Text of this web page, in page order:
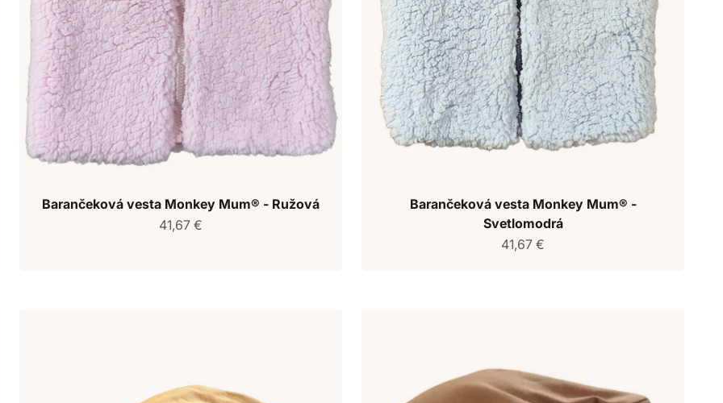
Barančeková vesta Monkey Mum® - Ružová
Predajná cena
41,67 €
Barančeková vesta Monkey Mum® -
Svetlomodrá
Predajná cena
41,67 €